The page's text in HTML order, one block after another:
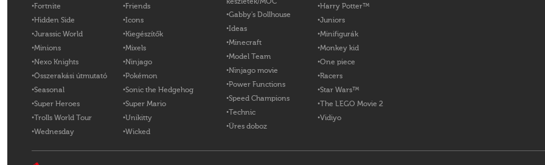
Fortnite
Hidden Side
Jurassic World
Minions
Nexo Knights
Összerakási útmutató
Seasonal
Super Heroes
Trolls World Tour
Wednesday
Friends
Icons
Kiegészítők
Mixels
Ninjago
Pokémon
Sonic the Hedgehog
Super Mario
Unikitty
Wicked
Gabby's Dollhouse
Ideas
Minecraft
Model Team
Ninjago movie
Power Functions
Speed Champions
Technic
Üres doboz
Harry Potter™
Juniors
Minifigurák
Monkey kid
One piece
Racers
Star Wars™
The LEGO Movie 2
Vidiyo